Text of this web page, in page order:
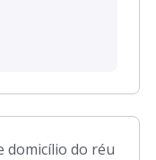
domicílio do réu